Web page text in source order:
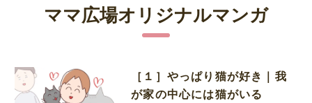
ママ広場オリジナルマンガ
［１］やっぱり猫が好き｜我
が家の中心には猫がいる